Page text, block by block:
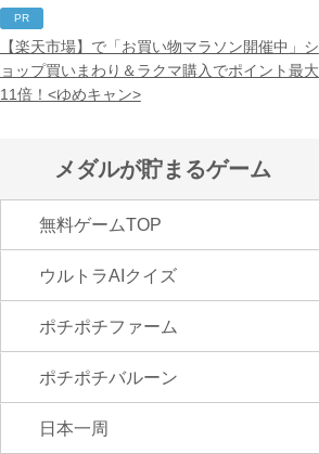
PR
【楽天市場】で「お買い物マラソン開催中」シ
ョップ買いまわり＆ラクマ購入でポイント最大
11倍！<ゆめキャン>
メダルが貯まるゲーム
無料ゲームTOP
ウルトラAIクイズ
ポチポチファーム
ポチポチバルーン
日本一周